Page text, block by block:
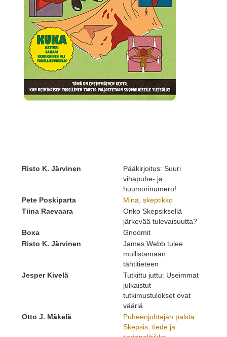
Risto K. Järvinen
Pääkirjoitus: Suuri
vihapuhe- ja
huumorinumero!
Pete Poskiparta
Minä, skeptikko
Tiina Raevaara
Onko Skepsiksellä
järkevää tulevaisuutta?
Boxa
Gnoomit
Risto K. Järvinen
James Webb tulee
mullistamaan
tähtitieteen
Jesper Kivelä
Tutkittu juttu: Useimmat
julkaistut
tutkimustulokset ovat
vääriä
Otto J. Mäkelä
Puheenjohtajan palsta:
Skepsis, tiede ja